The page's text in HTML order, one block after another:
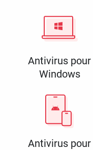
Antivirus pour
Windows
Antivirus pour